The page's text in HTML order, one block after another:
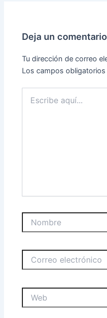
Deja un comentario
Tu dirección de correo
Los campos
aquí...
electrónico